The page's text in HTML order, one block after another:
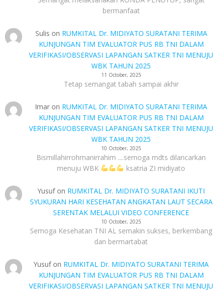
bermanfaat
Sulis on RUMKITAL Dr. MIDIYATO SURATANI TERIMA
KUNJUNGAN TIM EVALUATOR PUS RB TNI DALAM
VERIFIKASI/OBSERVASI LAPANGAN SATKER TNI MENUJU
WBK TAHUN 2025
11 October, 2025
Tetap semangat tabah sampai akhir
Imar on RUMKITAL Dr. MIDIYATO SURATANI TERIMA
KUNJUNGAN TIM EVALUATOR PUS RB TNI DALAM
VERIFIKASI/OBSERVASI LAPANGAN SATKER TNI MENUJU
WBK TAHUN 2025
10 October, 2025
Bismillahirrohmanirrahim ....semoga mdts dilancarkan
menuju WBK
ksatria ZI midiyato
Yusufon RUMKITAL Dr. MIDIYATO SURATANI IKUTI
SYUKURAN HARI KESEHATAN ANGKATAN LAUT SECARA
SERENTAK MELALUI VIDEO CONFERENCE
10 October, 2025
Semoga Kesehatan TNI AL semakin sukses, berkembang
dan bermartabat
Yusufon RUMKITAL Dr. MIDIYATO SURATANI TERIMA
KUNJUNGAN TIM EVALUATOR PUS RB TNI DALAM
VERIFIKASI/OBSERVASI LAPANGAN SATKER TNI MENUJU